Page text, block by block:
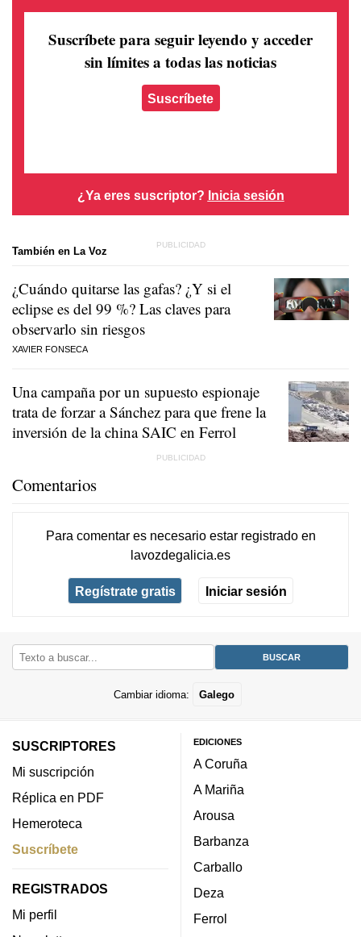
Suscríbete para seguir leyendo y acceder
sin límites a todas las noticias
Suscríbete
¿Ya eres suscriptor? Inicia sesión
También en La Voz
¿Cuándo quitarse las gafas? ¿Y si el
eclipse es del 99 %? Las claves para
observarlo sin riesgos
XAVIER FONSECA
Una campaña por un supuesto espionaje
trata de forzar a Sánchez para que frene la
inversión de la china SAIC en Ferrol
Comentarios
Para comentar es necesario estar registradoen
lavozdegalicia.es
Regístrate gratis Iniciar sesión
Cambiar idioma: Galego
SUSCRIPTORES
Mi suscripción
Réplica en PDF
Hemeroteca
Suscríbete
REGISTRADOS
Mi perfil
EDICIONES
A Coruña
A Mariña
Arousa
Barbanza
Carballo
Deza
Ferrol